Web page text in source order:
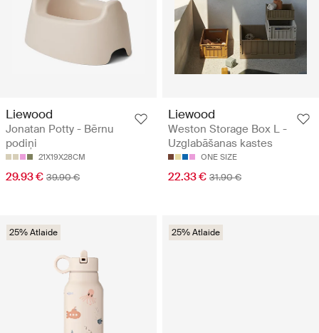
Liewood
Jonatan Potty - Bērnu
podiņi
21X19X28CM
29.93 € 39.90 €
Liewood
Weston Storage Box L -
Uzglabāšanas kastes
ONE SIZE
22.33 € 31.90 €
25% Atlaide 25% Atlaide